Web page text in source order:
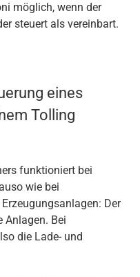
möglich, wenn der
steuert als vereinbart.
eines
Tolling
funktioniert bei
wie bei
Der
Anlagen. Bei
die Lade- und